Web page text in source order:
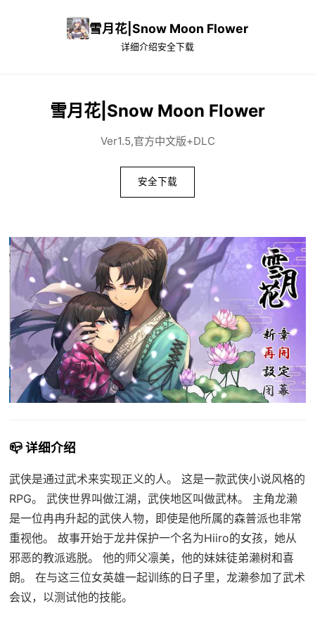
雪月花|Snow Moon Flower
详细介绍安全下载
雪月花|Snow Moon Flower
Ver1.5,官方中文版+DLC
安全下载
📪 详细介绍
武侠是通过武术来实现正义的人。 这是一款武侠小说风格的
RPG。 武侠世界叫做江湖，武侠地区叫做武林。 主角龙濑
是一位冉冉升起的武侠人物，即使是他所属的森普派也非常
重视他。 故事开始于龙井保护一个名为Hiiro的女孩，她从
邪恶的教派逃脱。 他的师父凛美，他的妹妹徒弟濑树和喜
朗。 在与这三位女英雄一起训练的日子里，龙濑参加了武术
会议，以测试他的技能。